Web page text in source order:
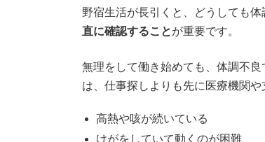
野宿生活が長引くと、どうしても
直に確認することが重要です。
無理をして働き始めても、体調不
は、仕事探しよりも先に医療機関
高熱や咳が続いている
けがをしていて動くのが困難